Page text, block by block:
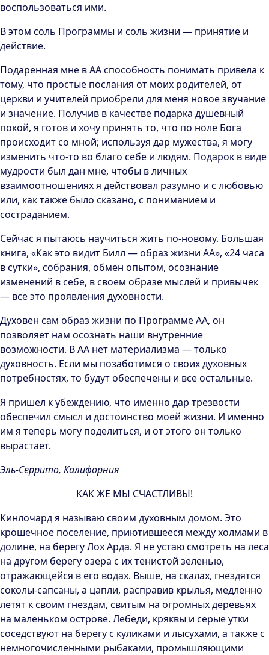
воспользоваться ими.
В этом соль Программы и соль жизни — принятие и
действие.
Подаренная мне в АА способность понимать привела к
тому, что простые послания от моих родителей, от
церкви и учителей приобрели для меня новое звучание
и значение. Получив в качестве подарка душевный
покой, я готов и хочу принять то, что по ноле Бога
происходит со мной; используя дар мужества, я могу
изменить что-то во благо себе и людям. Подарок в виде
мудрости был дан мне, чтобы в личных
взаимоотношениях я действовал разумно и с любовью
или, как также было сказано, с пониманием и
состраданием.
Сейчас я пытаюсь научиться жить по-новому. Большая
книга, «Как это видит Билл — образ жизни АА», «24 часа
в сутки», собрания, обмен опытом, осознание
изменений в себе, в своем образе мыслей и привычек
— все это проявления духовности.
Духовен сам образ жизни по Программе АА, он
позволяет нам осознать наши внутренние
возможности. В АА нет материализма — только
духовность. Если мы позаботимся о своих духовных
потребностях, то будут обеспечены и все остальные.
Я пришел к убеждению, что именно дар трезвости
обеспечил смысл и достоинство моей жизни. И именно
им я теперь могу поделиться, и от этого он только
вырастает.
Эль-Серрито, Калифорния
КАК ЖЕ МЫ СЧАСТЛИВЫ!
Кинлочард я называю своим духовным домом. Это
крошечное поселение, приютившееся между холмами в
долине, на берегу Лох Арда. Я не устаю смотреть на леса
на другом берегу озера с их тенистой зеленью,
отражающейся в его водах. Выше, на скалах, гнездятся
соколы-сапсаны, а цапли, расправив крылья, медленно
летят к своим гнездам, свитым на огромных деревьях
на маленьком острове. Лебеди, кряквы и серые утки
соседствуют на берегу с куликами и лысухами, а также с
немногочисленными рыбаками, промышляющими